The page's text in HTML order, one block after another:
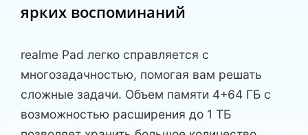
ярких воспоминаний
realme Pad легко справляется с
многозадачностью, помогая вам решать
сложные задачи. Объем памяти 4+64 ГБ с
возможностью расширения до 1 ТБ